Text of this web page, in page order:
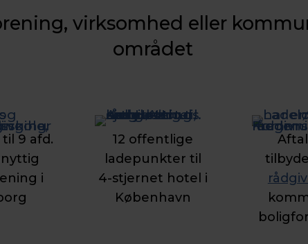
virksomhed eller
området
9 afd.
i
12 offentlige
ladepunkter til
4-stjernet hotel i
København